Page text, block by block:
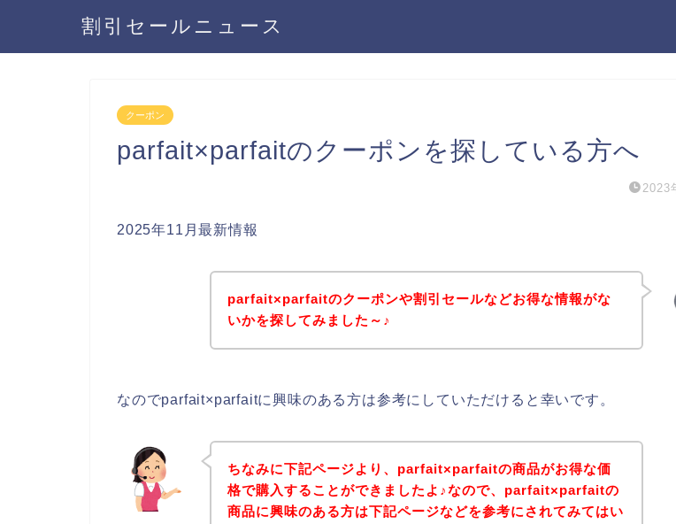
割引セールニュース
クーポン
parfait×parfaitのクーポンを探している方へ
2023
2025年11月最新情報
parfait×parfaitのクーポンや割引セールなどお得な情報がな
いかを探してみました～♪
なのでparfait×parfaitに興味のある方は参考にしていただけると幸いです。
ちなみに下記ページより、parfait×parfaitの商品がお得な価
格で購入することができましたよ♪なので、parfait×parfaitの
商品に興味のある方は下記ページなどを参考にされてみてはい